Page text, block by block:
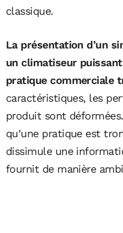
classique.
La présentation d’un
un climatiseur
pratique commerciale
caractéristiques, les
produit sont
qu’une pratique est
dissimule une
fournit de manière